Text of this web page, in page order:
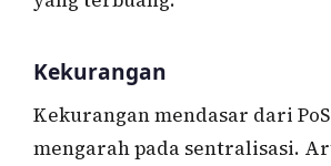
Kekurangan
Kekurangan mendasar dari
mengarah pada sentralisasi.